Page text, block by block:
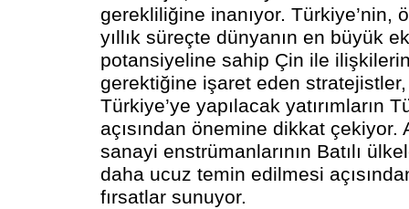
gerekliliğine inanıyor. Türkiye’nin,
yıllık süreçte dünyanın en büyük
potansiyeline sahip Çin ile
gerektiğine işaret eden stratejistler,
Türkiye’ye yapılacak yatırımların
açısından önemine dikkat çekiyor.
sanayi enstrümanlarının Batılı
daha ucuz temin edilmesi
fırsatlar sunuyor.